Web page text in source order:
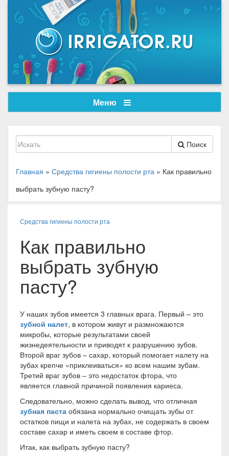
Меню
Поиск
Главная » Средства гигиены полости рта » Как правильно
выбрать зубную пасту?
Средства гигиены полости рта
Как правильно
выбрать зубную
пасту?
У наших зубов имеется 3 главных врага. Первый – это
зубной налет, в котором живут и размножаются
микробы, которые результатами своей
жизнедеятельности и приводят к разрушению зубов.
Второй враг зубов – сахар, который помогает налету на
зубах крепче «приклеиваться» ко всем нашим зубам.
Третий враг зубов – это недостаток фтора, что
является главной причиной появления кариеса.
Следовательно, можно сделать вывод, что отличная
зубная паста обязана нормально очищать зубы от
остатков пищи и налета на зубах, не содержать в своем
составе сахар и иметь своем в составе фтор.
Итак, как выбрать зубную пасту?